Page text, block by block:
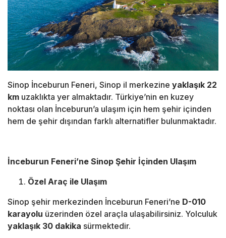
Sinop İnceburun Feneri, Sinop il merkezine yaklaşık 22
km uzaklıkta yer almaktadır. Türkiye’nin en kuzey
noktası olan İnceburun’a ulaşım için hem şehir içinden
hem de şehir dışından farklı alternatifler bulunmaktadır.
İnceburun Feneri’ne Sinop Şehir İçinden Ulaşım
Özel Araç ile Ulaşım
Sinop şehir merkezinden İnceburun Feneri’ne D-010
karayolu üzerinden özel araçla ulaşabilirsiniz. Yolculuk
yaklaşık 30 dakika sürmektedir.